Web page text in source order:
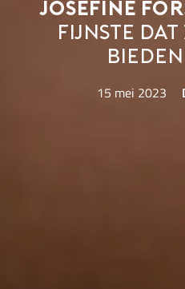
Josefine
fijnste dat
15 mei 2023